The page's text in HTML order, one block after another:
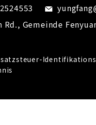
Rd., Gemeinde